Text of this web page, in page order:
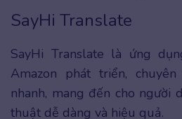
SayHi Translate
SayHi Translate là ứng
Amazon phát triển,
nhanh, mang đến cho người
thuật dễ dàng và hiệu quả.